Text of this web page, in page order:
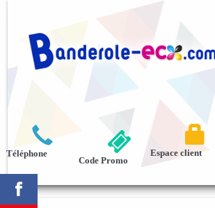


Téléphone

Espace client
Code Promo